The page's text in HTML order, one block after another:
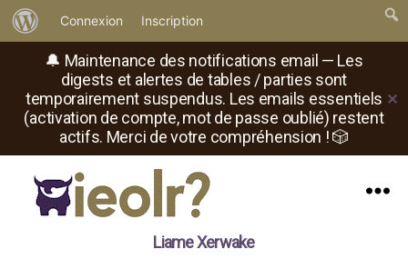
🔔 Maintenance des notifications email — Les
digests et alertes de tables / parties sont
temporairement suspendus. Les emails essentiels
(activation de compte, mot de passe oublié) restent
actifs. Merci de votre compréhension ! 🎲
✕
propos
de
WordPress
Connexion Inscription
Liame Xerwake